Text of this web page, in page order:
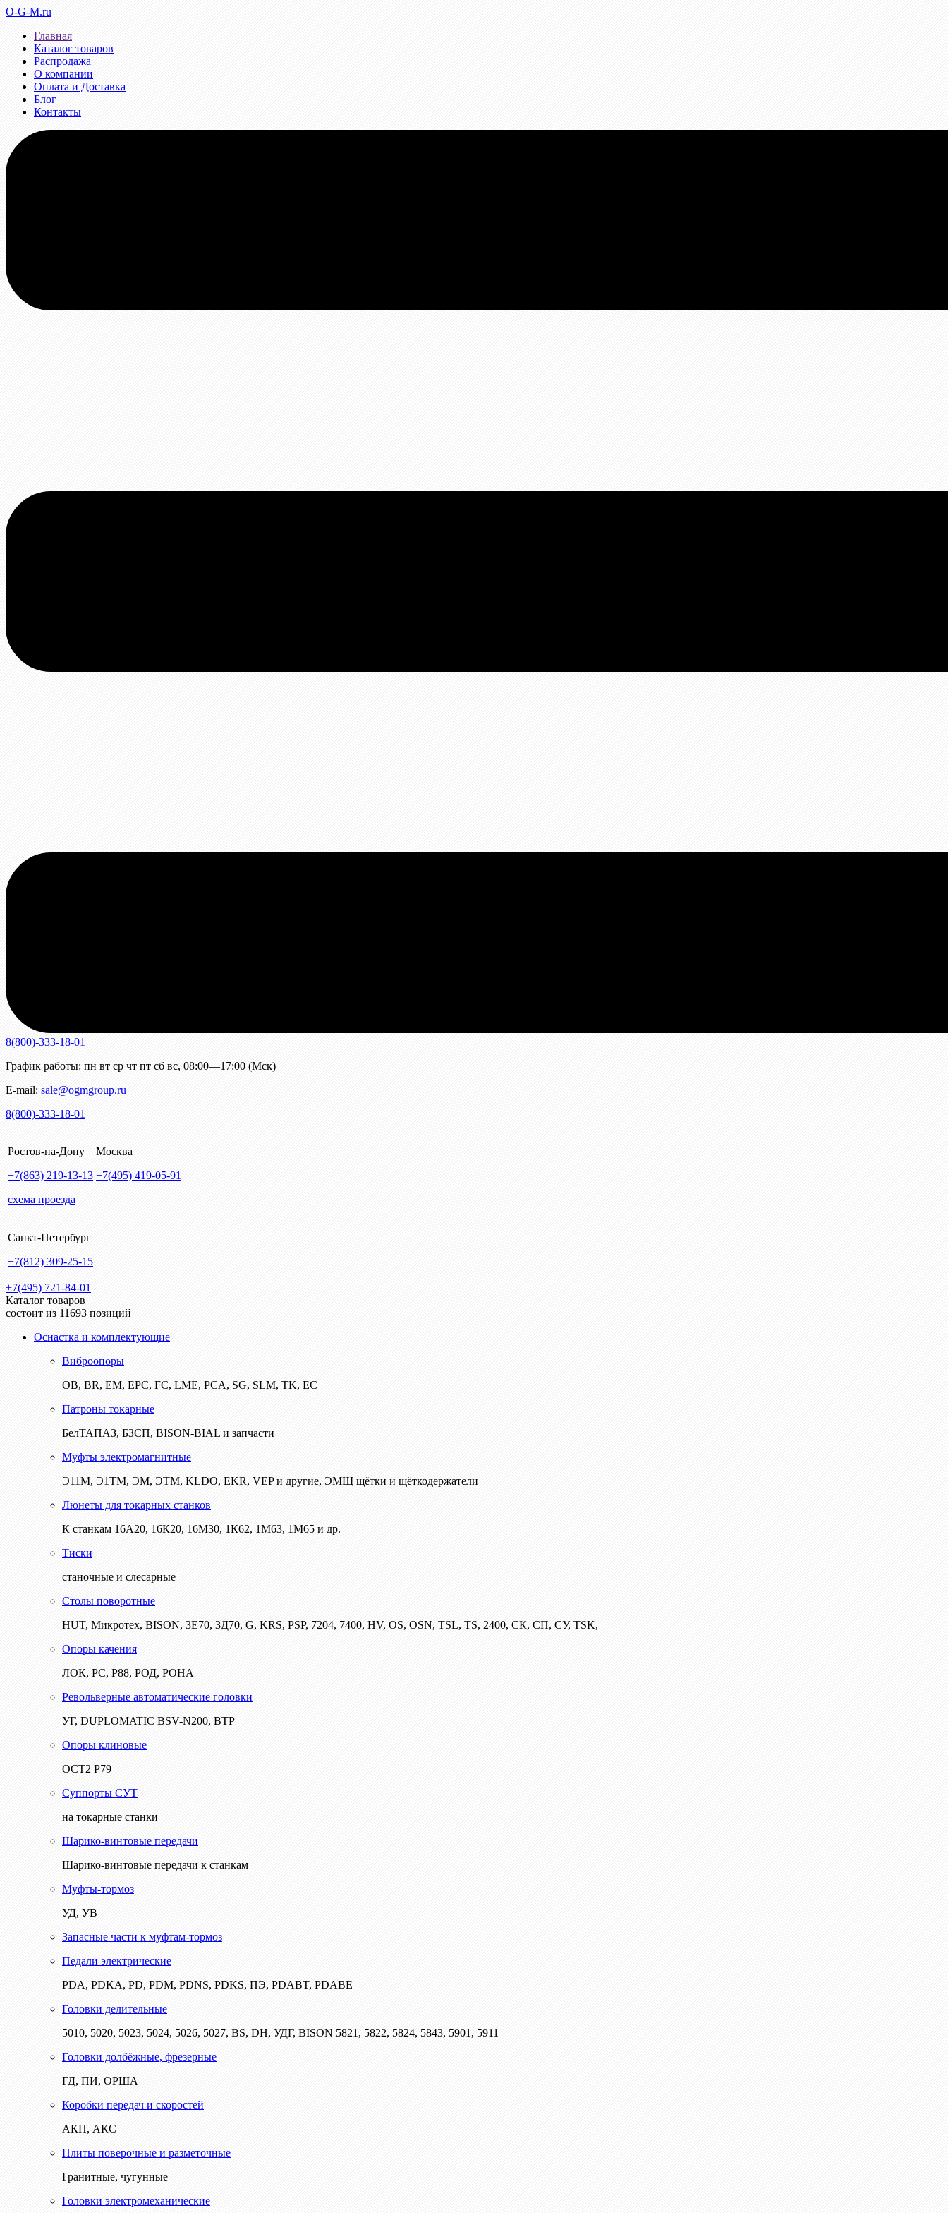
O-G-M.ru
Главная
Каталог товаров
Распродажа
О компании
Оплата и Доставка
Блог
Контакты
8(800)-333-18-01
График работы: пн вт ср чт пт сб вс, 08:00—17:00 (Мск)
E-mail: sale@ogmgroup.ru
8(800)-333-18-01
Ростов-на-Дону
+7(863) 219-13-13
схема проезда
Москва
+7(495) 419-05-91
Санкт-Петербург
+7(812) 309-25-15
+7(495) 721-84-01
Каталог товаров
состоит из 11693 позиций
Оснастка и комплектующие
Виброопоры
ОВ, BR, EM, EPC, FC, LME, PCA, SG, SLM, TK, EC
Патроны токарные
БелТАПАЗ, БЗСП, BISON-BIAL и запчасти
Муфты электромагнитные
Э11М, Э1ТМ, ЭМ, ЭТМ, KLDO, EKR, VEP и другие, ЭМЩ щётки и щёткодержатели
Люнеты для токарных станков
К станкам 16А20, 16К20, 16М30, 1К62, 1М63, 1М65 и др.
Тиски
станочные и слесарные
Столы поворотные
HUT, Микротех, BISON, 3Е70, 3Д70, G, KRS, PSP, 7204, 7400, HV, OS, OSN, TSL, TS, 2400, СК, СП, СУ, TSK,
Опоры качения
ЛОК, РС, Р88, РОД, РОНА
Револьверные автоматические головки
УГ, DUPLOMATIC BSV-N200, ВТР
Опоры клиновые
ОСТ2 Р79
Суппорты СУТ
на токарные станки
Шарико-винтовые передачи
Шарико-винтовые передачи к станкам
Муфты-тормоз
УД, УВ
Запасные части к муфтам-тормоз
Педали электрические
PDA, PDKA, PD, PDM, PDNS, PDKS, ПЭ, PDABT, PDABE
Головки делительные
5010, 5020, 5023, 5024, 5026, 5027, BS, DH, УДГ, BISON 5821, 5822, 5824, 5843, 5901, 5911
Головки долбёжные, фрезерные
ГД, ПИ, ОРША
Коробки передач и скоростей
АКП, АКС
Плиты поверочные и разметочные
Гранитные, чугунные
Головки электромеханические